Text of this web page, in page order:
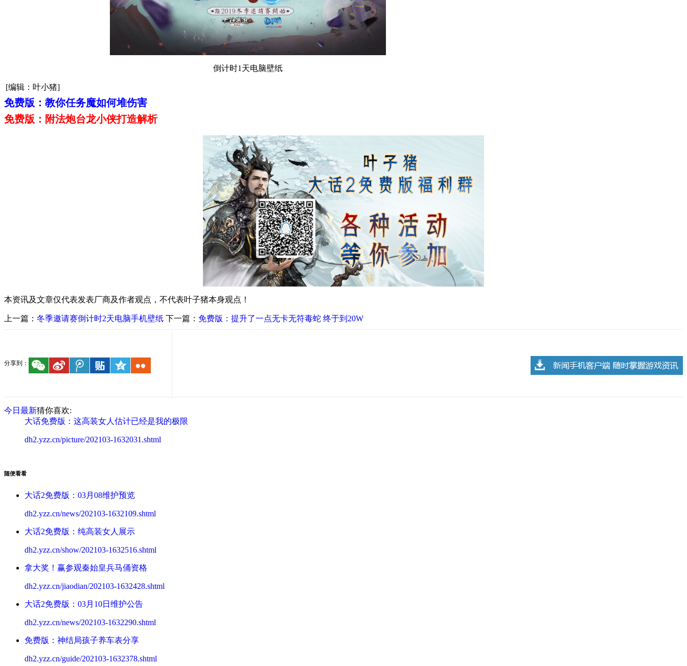
倒计时1天电脑壁纸
[编辑：叶小猪]
免费版：教你任务魔如何堆伤害
免费版：附法炮台龙小侠打造解析
本资讯及文章仅代表发表厂商及作者观点，不代表叶子猪本身观点！
上一篇： 冬季邀请赛倒计时2天电脑手机壁纸 下一篇： 免费版：提升了一点无卡无符毒蛇 终于到20W
分享到：
今日最新猜你喜欢:
大话免费版：这高装女人估计已经是我的极限
dh2.yzz.cn/picture/202103-1632031.shtml
随便看看
大话2免费版：03月08维护预览
dh2.yzz.cn/news/202103-1632109.shtml
大话2免费版：纯高装女人展示
dh2.yzz.cn/show/202103-1632516.shtml
拿大奖！赢参观秦始皇兵马俑资格
dh2.yzz.cn/jiaodian/202103-1632428.shtml
大话2免费版：03月10日维护公告
dh2.yzz.cn/news/202103-1632290.shtml
免费版：神结局孩子养车表分享
dh2.yzz.cn/guide/202103-1632378.shtml